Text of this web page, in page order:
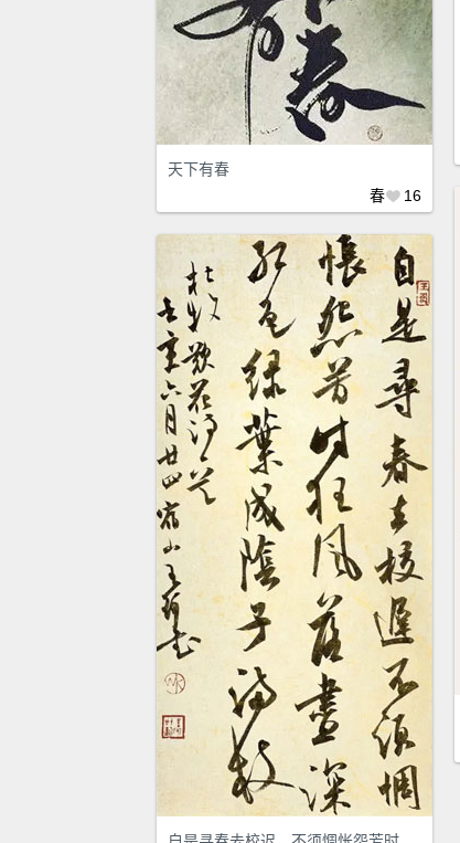
天下有春
春
16